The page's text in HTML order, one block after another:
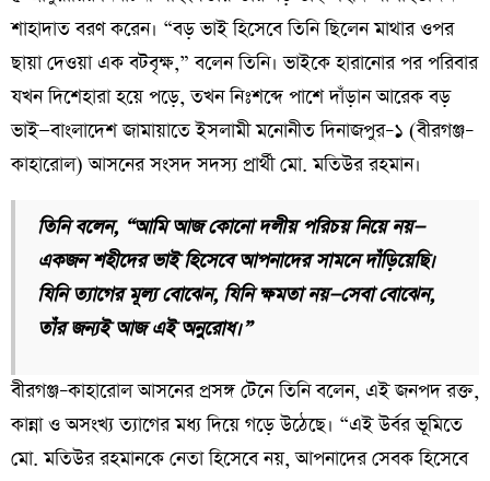
শাহাদাত বরণ করেন। “বড় ভাই হিসেবে তিনি ছিলেন মাথার ওপর
ছায়া দেওয়া এক বটবৃক্ষ,” বলেন তিনি। ভাইকে হারানোর পর পরিবার
যখন দিশেহারা হয়ে পড়ে, তখন নিঃশব্দে পাশে দাঁড়ান আরেক বড়
ভাই—বাংলাদেশ জামায়াতে ইসলামী মনোনীত দিনাজপুর–১ (বীরগঞ্জ–
কাহারোল) আসনের সংসদ সদস্য প্রার্থী মো. মতিউর রহমান।
তিনি বলেন, “আমি আজ কোনো দলীয় পরিচয় নিয়ে নয়—
একজন শহীদের ভাই হিসেবে আপনাদের সামনে দাঁড়িয়েছি।
যিনি ত্যাগের মূল্য বোঝেন, যিনি ক্ষমতা নয়—সেবা বোঝেন,
তাঁর জন্যই আজ এই অনুরোধ।”
বীরগঞ্জ–কাহারোল আসনের প্রসঙ্গ টেনে তিনি বলেন, এই জনপদ রক্ত,
কান্না ও অসংখ্য ত্যাগের মধ্য দিয়ে গড়ে উঠেছে। “এই উর্বর ভূমিতে
মো. মতিউর রহমানকে নেতা হিসেবে নয়, আপনাদের সেবক হিসেবে